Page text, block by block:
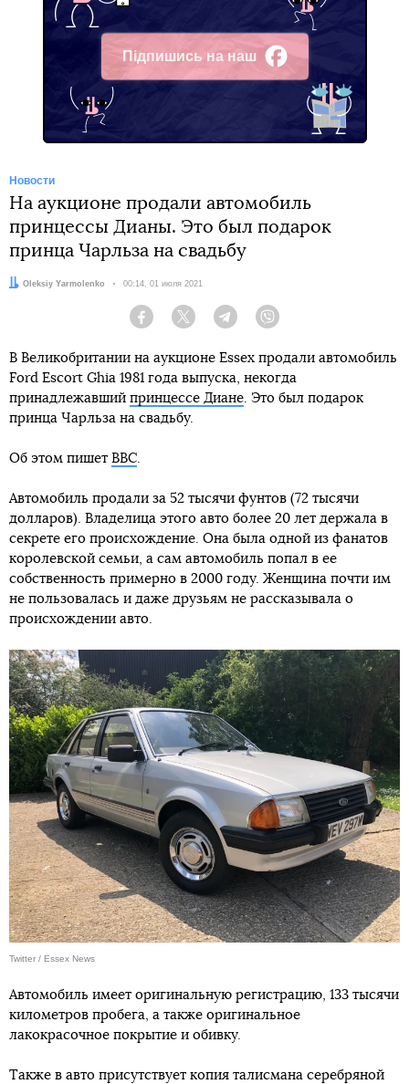
Підпишись на наш
Facebook
Новости
На аукционе продали автомобиль
принцессы Дианы. Это был подарок
принца Чарльза на свадьбу
Автор:
Oleksiy Yarmolenko Дата:
00:14, 01 июля 2021
Facebook Twitter Telegram
В Великобритании на аукционе Essex продали автомобиль
Ford Escort Ghia 1981 года выпуска, некогда
принадлежавший принцессе Диане. Это был подарок
принца Чарльза на свадьбу.
Об этом пишет BBC.
Автомобиль продали за 52 тысячи фунтов (72 тысячи
долларов). Владелица этого авто более 20 лет держала в
секрете его происхождение. Она была одной из фанатов
королевской семьи, а сам автомобиль попал в ее
собственность примерно в 2000 году. Женщина почти им
не пользовалась и даже друзьям не рассказывала о
происхождении авто.
Twitter / Essex News
Автомобиль имеет оригинальную регистрацию, 133 тысячи
километров пробега, а также оригинальное
лакокрасочное покрытие и обивку.
Также в авто присутствует копия талисмана серебряной